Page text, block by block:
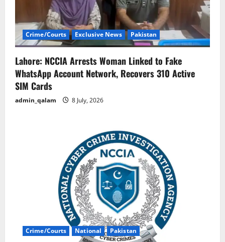
Crime/Courts Exclusive News Pakistan
Lahore: NCCIA Arrests Woman Linked to Fake
WhatsApp Account Network, Recovers 310 Active
SIM Cards
admin_qalam 8 July, 2026
Crime/Courts National Pakistan